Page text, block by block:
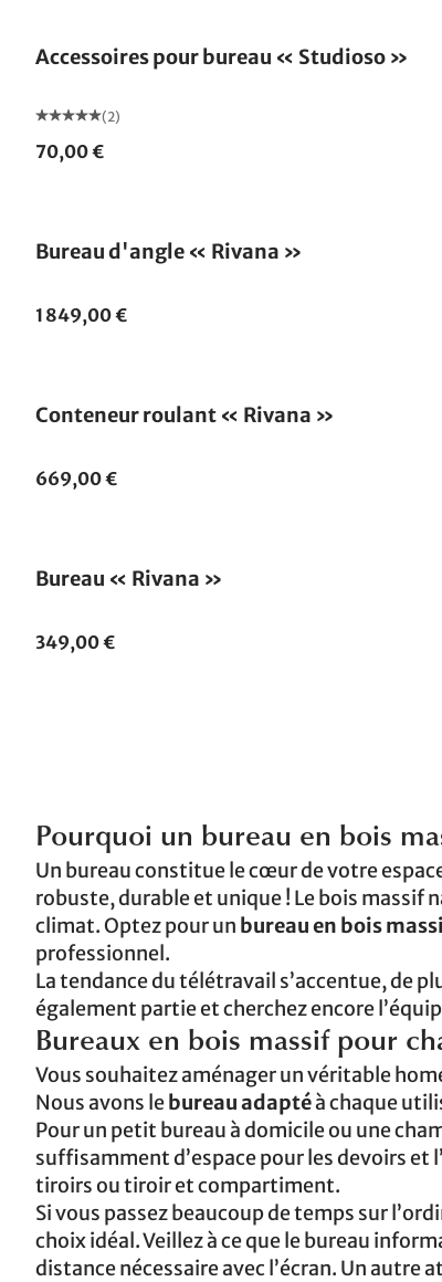
Accessoires pour bureau « Studioso »
(2)
70,00 €
Bureau d'angle « Rivana »
1 849,00 €
Conteneur roulant « Rivana »
669,00 €
Bureau « Rivana »
349,00 €
Pourquoi un bureau en bois
Un bureau constitue le cœur de votre
robuste, durable et unique ! Le bois massif
climat. Optez pour un bureau en bois
professionnel.
La tendance du télétravail s’accentue, de
également partie et cherchez encore
Bureaux en bois massif pour
Vous souhaitez aménager un véritable
Nous avons lebureau adaptéà chaque
Pour un petit bureau à domicile ou une
suffisamment d’espace pour les devoirs et
tiroirs ou tiroir et compartiment.
Si vous passez beaucoup de temps sur
choix idéal. Veillez à ce que le bureau
distance nécessaire avec l’écran. Un